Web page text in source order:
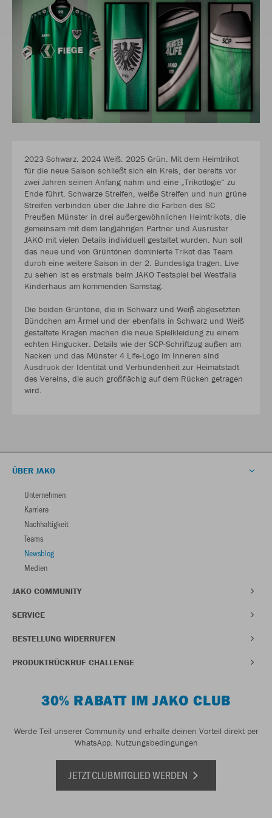
2023 Schwarz. 2024 Weiß. 2025 Grün. Mit dem Heimtrikot
für die neue Saison schließt sich ein Kreis, der bereits vor
zwei Jahren seinen Anfang nahm und eine „Trikotlogie“ zu
Ende führt. Schwarze Streifen, weiße Streifen und nun grüne
Streifen verbinden über die Jahre die Farben des SC
Preußen Münster in drei außergewöhnlichen Heimtrikots, die
gemeinsam mit dem langjährigen Partner und Ausrüster
JAKO mit vielen Details individuell gestaltet wurden. Nun soll
das neue und von Grüntönen dominierte Trikot das Team
durch eine weitere Saison in der 2. Bundesliga tragen. Live
zu sehen ist es erstmals beim JAKO Testspiel bei Westfalia
Kinderhaus am kommenden Samstag.
Die beiden Grüntöne, die in Schwarz und Weiß abgesetzten
Bündchen am Ärmel und der ebenfalls in Schwarz und Weiß
gestaltete Kragen machen die neue Spielkleidung zu einem
echten Hingucker. Details wie der SCP-Schriftzug außen am
Nacken und das Münster 4 Life-Logo im Inneren sind
Ausdruck der Identität und Verbundenheit zur Heimatstadt
des Vereins, die auch großflächig auf dem Rücken getragen
wird.
ÜBER JAKO
Unternehmen
Karriere
Nachhaltigkeit
Teams
Newsblog
Medien
JAKO COMMUNITY
SERVICE
BESTELLUNG WIDERRUFEN
PRODUKTRÜCKRUF CHALLENGE
30% RABATT IM JAKO CLUB
Werde Teil unserer Community und erhalte deinen Vorteil direkt per
WhatsApp. Nutzungsbedingungen
JETZT CLUBMITGLIED WERDEN